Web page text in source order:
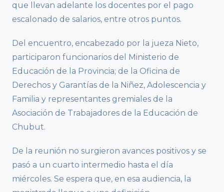
que llevan adelante los docentes por el pago
escalonado de salarios, entre otros puntos.
Del encuentro, encabezado por la jueza Nieto,
participaron funcionarios del Ministerio de
Educación de la Provincia; de la Oficina de
Derechos y Garantías de la Niñez, Adolescencia y
Familia y representantes gremiales de la
Asociación de Trabajadores de la Educación de
Chubut.
De la reunión no surgieron avances positivos y se
pasó a un cuarto intermedio hasta el día
miércoles. Se espera que, en esa audiencia, la